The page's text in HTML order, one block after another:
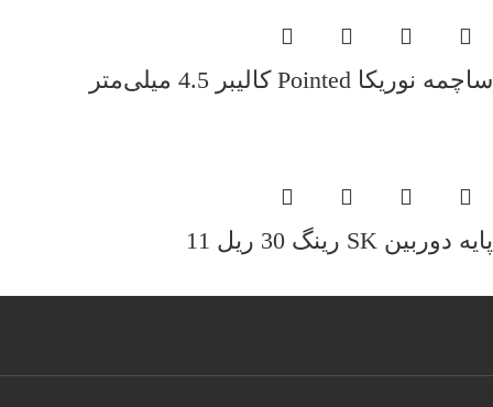
ساچمه نوریکا Pointed کالیبر 4.5 میلی‌متر
پایه دوربین SK رینگ 30 ریل 11